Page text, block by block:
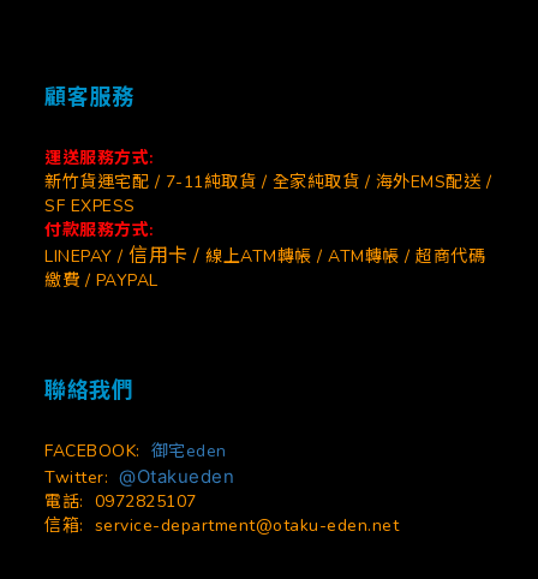
顧客服務
運送服務方式:
新竹貨運宅配 / 7-11純取貨 / 全家純取貨 / 海外EMS配送 /
SF EXPESS
付款服務方式:
LINEPAY / 信用卡 / 線上ATM轉帳 / ATM轉帳 / 超商代碼
繳費 / PAYPAL
聯絡我們
FACEBOOK: 御宅eden
Twitter: @Otakueden
電話: 0972825107
信箱: service-department@otaku-eden.net